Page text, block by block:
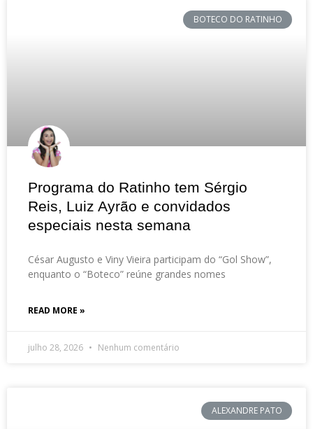
BOTECO DO RATINHO
Programa do Ratinho tem Sérgio
Reis, Luiz Ayrão e convidados
especiais nesta semana
César Augusto e Viny Vieira participam do “Gol Show”,
enquanto o “Boteco” reúne grandes nomes
READ MORE »
julho 28, 2026 Nenhum comentário
ALEXANDRE PATO